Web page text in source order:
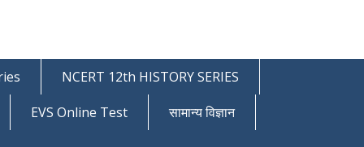
NCERT 12th HISTORY SERIES
EVS Online Test
सामान्य विज्ञान